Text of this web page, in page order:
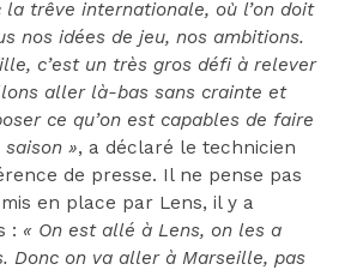
la trêve internationale, où l’on doit
nos idées de jeu, nos ambitions.
c’est un très gros défi à relever
aller là-bas sans crainte et
ce qu’on est capables de faire
», a déclaré le technicien
de presse. Il ne pense pas
en place par Lens, il y a
: « On est allé à Lens, on les a
Donc on va aller à Marseille, pas